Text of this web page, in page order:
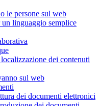
le persone sul web
linguaggio semplice
dei contenuti
sul web
dei documenti elettronici